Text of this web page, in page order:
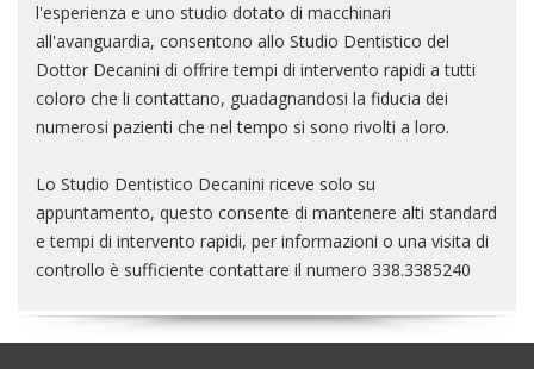
l'esperienza e uno studio dotato di macchinari
all'avanguardia, consentono allo Studio Dentistico del
Dottor Decanini di offrire tempi di intervento rapidi a tutti
coloro che li contattano, guadagnandosi la fiducia dei
numerosi pazienti che nel tempo si sono rivolti a loro.
Lo Studio Dentistico Decanini riceve solo su
appuntamento, questo consente di mantenere alti standard
e tempi di intervento rapidi, per informazioni o una visita di
controllo è sufficiente contattare il numero 338.3385240